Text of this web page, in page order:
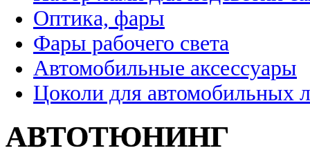
Оптика, фары
Фары рабочего света
Автомобильные аксессуары
Цоколи для автомобильных
АВТОТЮНИНГ